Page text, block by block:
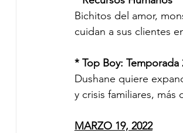
Bichitos del amor,
cuidan a sus clientes
* Top Boy: Temporada
Dushane quiere
y crisis familiares,
MARZO 19, 2022